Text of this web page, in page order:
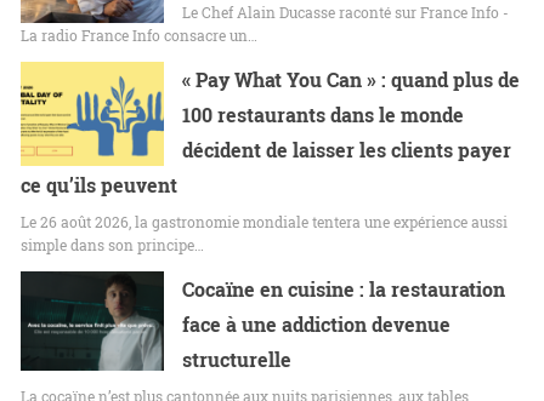
Le Chef Alain Ducasse raconté sur France Info -
La radio France Info consacre un…
« Pay What You Can » : quand plus de
100 restaurants dans le monde
décident de laisser les clients payer
ce qu’ils peuvent
Le 26 août 2026, la gastronomie mondiale tentera une expérience aussi
simple dans son principe…
Cocaïne en cuisine : la restauration
face à une addiction devenue
structurelle
La cocaïne n’est plus cantonnée aux nuits parisiennes, aux tables